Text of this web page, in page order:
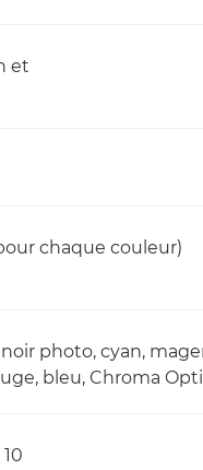
et
chaque couleur)
photo, cyan,
bleu, Chroma